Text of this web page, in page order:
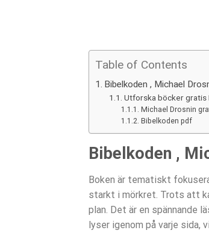
Table of Contents
Bibelkoden , Michael
Utforska böcker gratis
Michael Drosnin
Bibelkoden pdf
Bibelkoden ,
Boken är tematiskt
starkt i mörkret. Trots att
plan. Det är en spännande
lyser igenom på varje